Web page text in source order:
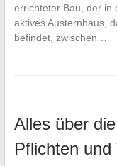
errichteter Bau, der in
aktives Austernhaus,
befindet, zwischen…
Alles über
Pflichten